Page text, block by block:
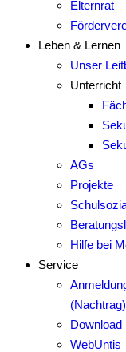
Elternrat
Leben & Lernen
Unser
Unterricht
AGs
Projekte
Hilfe bei
Service
(Nachtrag)
Download
WebUntis